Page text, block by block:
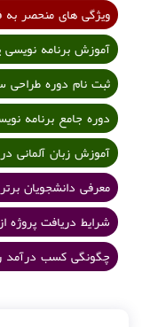
ویژگی های منحصر به
آموزش برنامه
ثبت نام دوره طراحی
دوره جامع برنامه
آموزش زبان آلمانی
معرفی دانشجویان
شرایط دریافت پروژه
چگونگی کسب درآمد